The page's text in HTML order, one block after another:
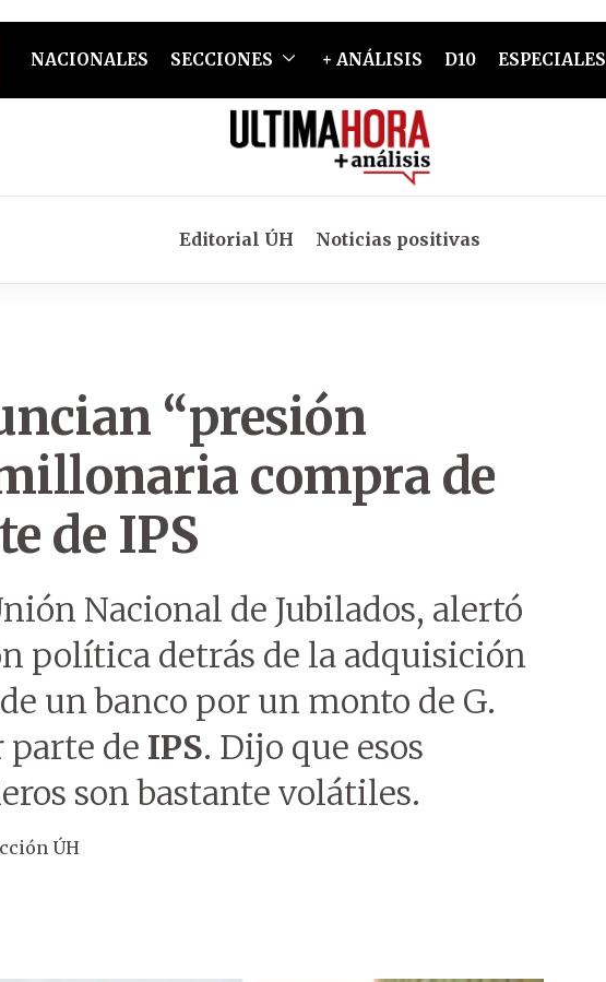
NACIONALES SECCIONES + ANÁLISIS D10 ESPECIALES
Editorial ÚH Noticias positivas
“presión
compra de
de IPS
Nacional de Jubilados, alertó
política detrás de la adquisición
un banco por un monto de G.
de IPS. Dijo que esos
son bastante volátiles.
ÚH